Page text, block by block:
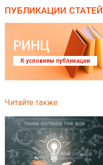
ПУБЛИКАЦИИ СТАТЕЙ
РИНЦ
К условиям публикации
Читайте также